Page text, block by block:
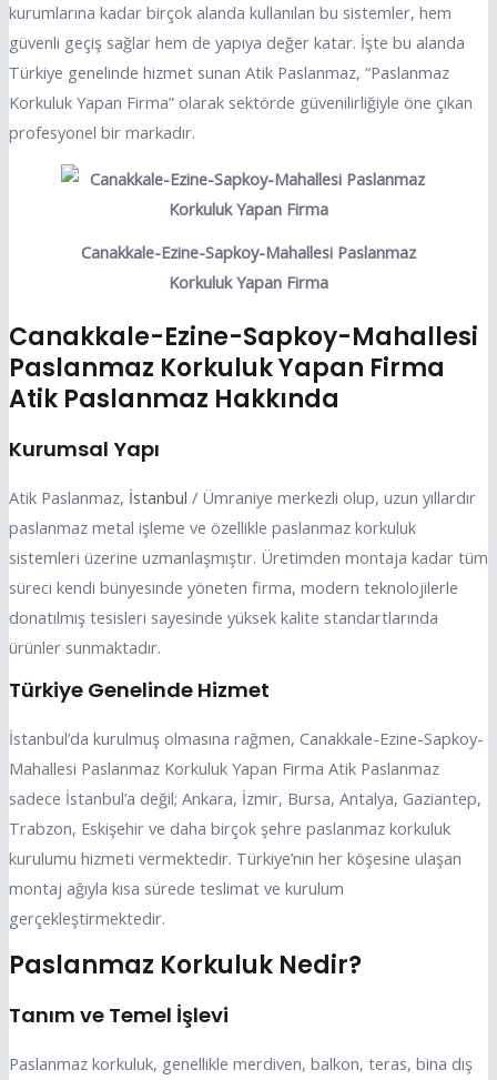
kurumlarına kadar birçok alanda kullanılan bu sistemler, hem
güvenli geçiş sağlar hem de yapıya değer katar. İşte bu alanda
Türkiye genelinde hizmet sunan Atik Paslanmaz, “Paslanmaz
Korkuluk Yapan Firma” olarak sektörde güvenilirliğiyle öne çıkan
profesyonel bir markadır.
Canakkale-Ezine-Sapkoy-Mahallesi Paslanmaz
Korkuluk Yapan Firma
Canakkale-Ezine-Sapkoy-Mahallesi
Paslanmaz Korkuluk Yapan Firma
Atik Paslanmaz Hakkında
Kurumsal Yapı
Atik Paslanmaz, İstanbul / Ümraniye merkezli olup, uzun yıllardır
paslanmaz metal işleme ve özellikle paslanmaz korkuluk
sistemleri üzerine uzmanlaşmıştır. Üretimden montaja kadar tüm
süreci kendi bünyesinde yöneten firma, modern teknolojilerle
donatılmış tesisleri sayesinde yüksek kalite standartlarında
ürünler sunmaktadır.
Türkiye Genelinde Hizmet
İstanbul’da kurulmuş olmasına rağmen, Canakkale-Ezine-Sapkoy-
Mahallesi Paslanmaz Korkuluk Yapan Firma Atik Paslanmaz
sadece İstanbul’a değil; Ankara, İzmir, Bursa, Antalya, Gaziantep,
Trabzon, Eskişehir ve daha birçok şehre paslanmaz korkuluk
kurulumu hizmeti vermektedir. Türkiye’nin her köşesine ulaşan
montaj ağıyla kısa sürede teslimat ve kurulum
gerçekleştirmektedir.
Paslanmaz Korkuluk Nedir?
Tanım ve Temel İşlevi
Paslanmaz korkuluk, genellikle merdiven, balkon, teras, bina dış